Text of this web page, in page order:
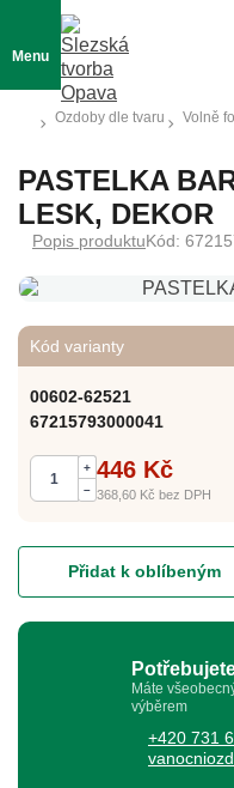
Menu
Ozdoby dle tvaru Volně
PASTELKA
LESK, DEKOR
Popis produktuKód:
Kód varianty
00602-62521
67215793000041
+
–
446 Kč
368,60 Kč bez DPH
Přidat k oblíbeným
Máte
výběrem
+420 731